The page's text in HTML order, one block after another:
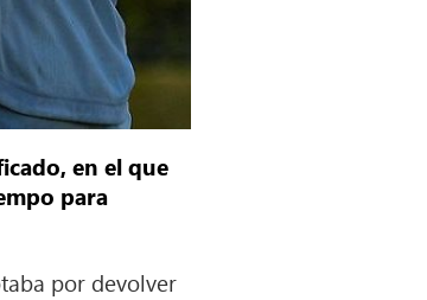
en el que
para
por devolver